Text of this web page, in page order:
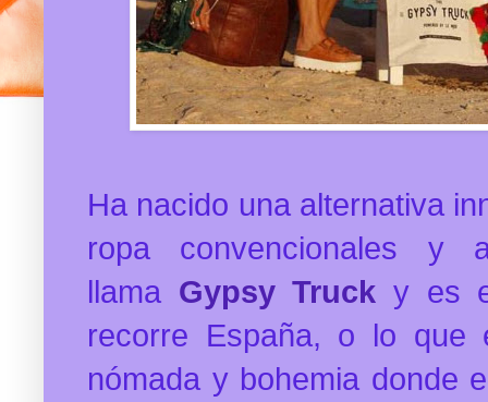
Ha nacido una alternativa
ropa convencionales
llama Gypsy Truck y es
recorre España, o lo que
nómada y bohemia donde